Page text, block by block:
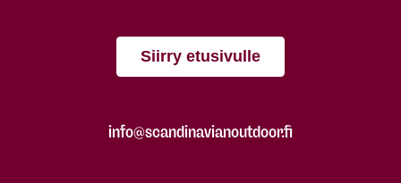
Siirry etusivulle
info@scandinavianoutdoor.fi